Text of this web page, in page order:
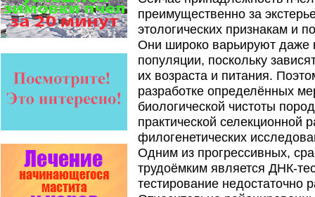
современное средство
для лечения варроатоза и
действует на два вида
клеща…
семьи.
Он обеспечивает
безупречную чистоту улья,
или древесного дупла, где…
Язык танцев и звуков
Пчелы общаются с
помощью языка танцев и
звуков. Это…
Препараты для лечения пчел
преимущественно за
этологических признакам и
Они широко варьируют даже
популяции, поскольку
их возраста и питания.
разработке определённых
биологической чистоты
практической селекционной
филогенетических
Одним из прогрессивных,
трудоёмким является ДНК-
тестирование недостаточно